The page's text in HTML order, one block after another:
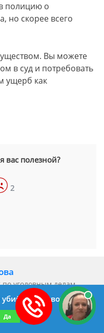
полицию о
но скорее всего
Вы можете
в суд и потребовать
ущерб как
вас полезной?
2
по уголовным делам
найти
в суд,
убийству животных?
Да